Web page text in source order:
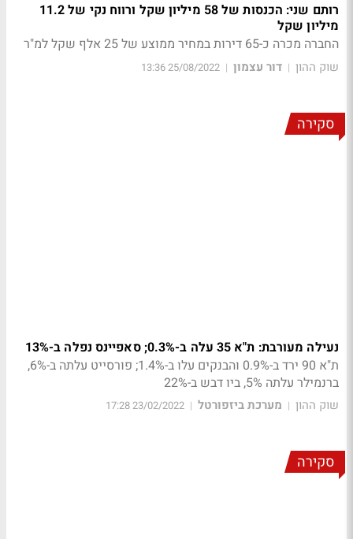
רותם שני: הכנסות של 58 מיליון שקל ורווח נקי של 11.2
מיליון שקל
החברה מכרה כ-65 דירות במחיר ממוצע של 25 אלף שקל למ"ר
שוק ההון | דור עצמון |
25/08/2022 13:36
סקירה
נעילה מעורבת: ת"א 35 עלה ב-0.3%; סאפיינס נפלה ב-13%
ת"א 90 ירד ב-0.9% והבנקים עלו ב-1.4%; פורסייט עלתה ב-6%,
ברנמילר עלתה 5%, ביו דבש ב-22%
שוק ההון | מערכת ביזפורטל |
23/02/2022 17:28
סקירה